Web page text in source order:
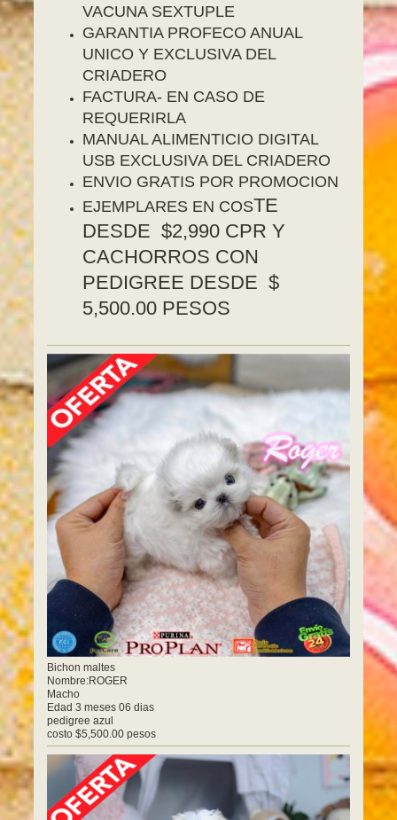
VACUNA SEXTUPLE
GARANTIA PROFECO ANUAL
UNICO Y EXCLUSIVA DEL
CRIADERO
FACTURA- EN CASO DE
REQUERIRLA
MANUAL ALIMENTICIO DIGITAL
USB EXCLUSIVA DEL CRIADERO
ENVIO GRATIS POR PROMOCION
EJEMPLARES EN COSTE
DESDE $2,990 CPR Y
CACHORROS CON
PEDIGREE DESDE $
5,500.00 PESOS
Bichon maltes
Nombre:ROGER
Macho
Edad 3 meses 06 dias
pedigree azul
costo $5,500.00 pesos